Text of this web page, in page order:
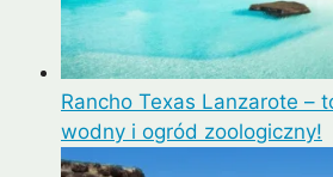
Rancho Texas Lanzarote –
wodny i ogród zoologiczny!